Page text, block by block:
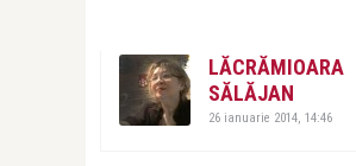
LĂCRĂMIOARA
SĂLĂJAN
26 ianuarie 2014, 14:46